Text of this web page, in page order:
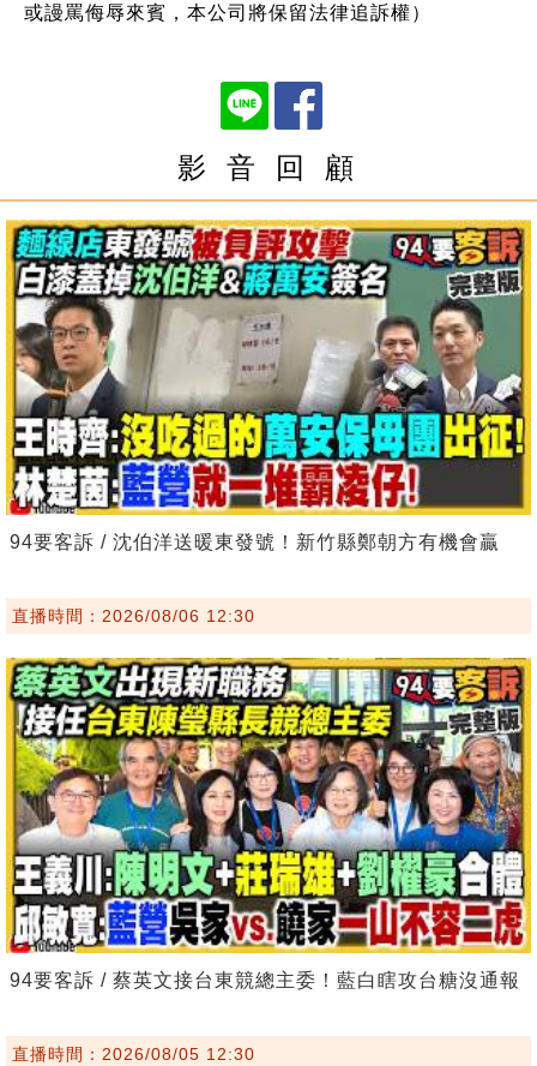
或謾罵侮辱來賓，本公司將保留法律追訴權）
影 音 回 顧
94要客訴 / 沈伯洋送暖東發號！新竹縣鄭朝方有機會贏
直播時間：2026/08/06 12:30
94要客訴 / 蔡英文接台東競總主委！藍白瞎攻台糖沒通報
直播時間：2026/08/05 12:30